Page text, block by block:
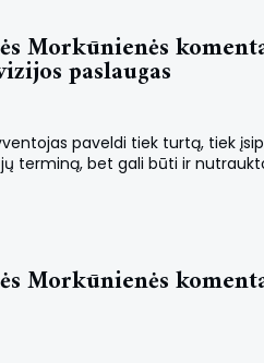
Morkūnienės
paslaugas
paveldi tiek turtą, tiek
terminą, bet gali būti ir
Morkūnienės